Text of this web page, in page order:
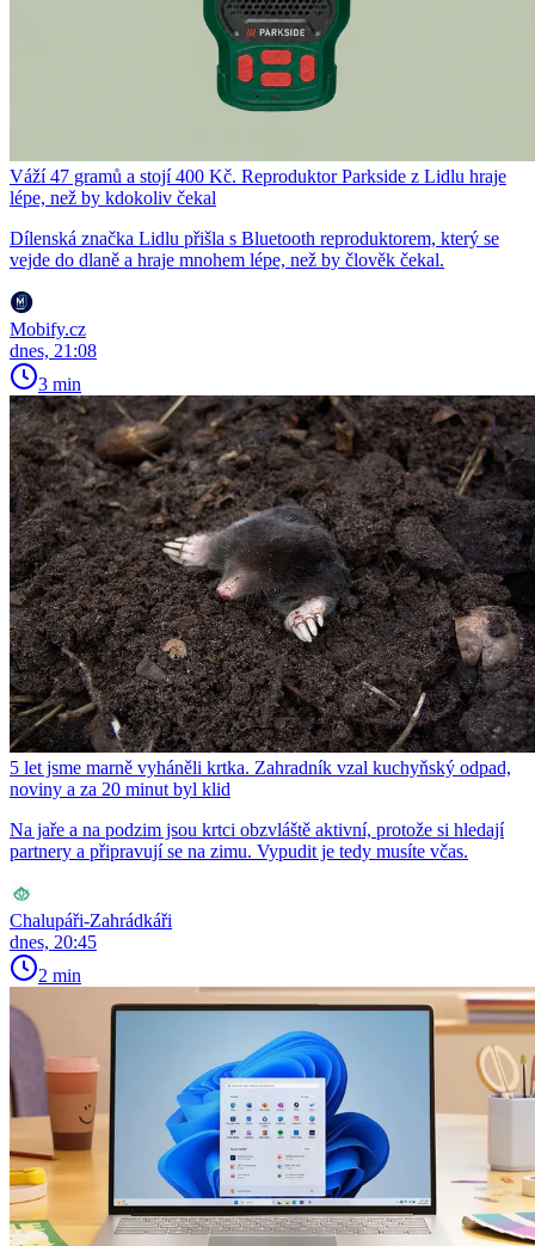
Váží 47 gramů a stojí 400 Kč. Reproduktor Parkside z Lidlu hraje
lépe, než by kdokoliv čekal
Dílenská značka Lidlu přišla s Bluetooth reproduktorem, který se
vejde do dlaně a hraje mnohem lépe, než by člověk čekal.
Mobify.cz
dnes, 21:08
3 min
5 let jsme marně vyháněli krtka. Zahradník vzal kuchyňský odpad,
noviny a za 20 minut byl klid
Na jaře a na podzim jsou krtci obzvláště aktivní, protože si hledají
partnery a připravují se na zimu. Vypudit je tedy musíte včas.
Chalupáři-Zahrádkáři
dnes, 20:45
2 min